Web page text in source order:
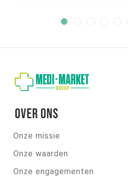
Over ons
Onze missie
Onze waarden
Onze engagementen